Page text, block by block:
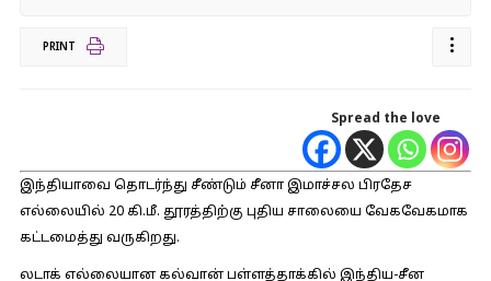
PRINT
Spread the love
இந்தியாவை தொடர்ந்து சீண்டும் சீனா இமாச்சல பிரதேச
எல்லையில் 20 கி.மீ. தூரத்திற்கு புதிய சாலையை வேகவேகமாக
கட்டமைத்து வருகிறது.
லடாக் எல்லையான கல்வான் பள்ளத்தாக்கில் இந்திய-சீன